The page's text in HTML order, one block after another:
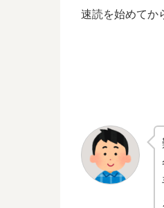
速読を始めてか